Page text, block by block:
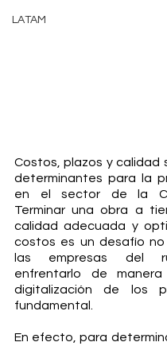
LATAM
Costos, plazos y calidad
determinantes para la
en el sector de la
Terminar una obra a
calidad adecuada y
costos es un desafío no
las empresas del
enfrentarlo de
digitalización de los
fundamental.
En efecto, para